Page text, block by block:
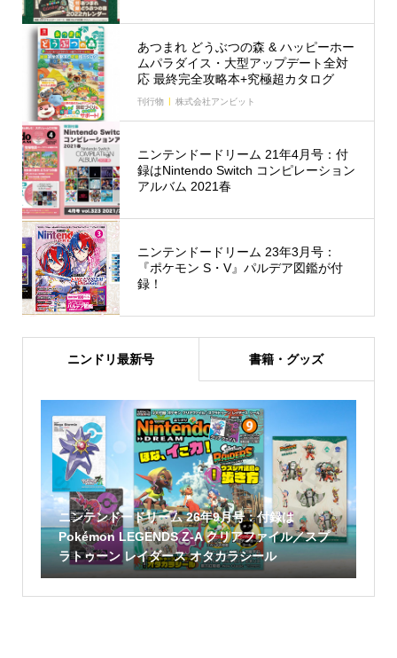
あつまれ どうぶつの森 & ハッピーホー
ムパラダイス・大型アップデート全対
応 最終完全攻略本+究極超カタログ
刊行物 株式会社アンビット
ニンテンドードリーム 21年4月号：付
録はNintendo Switch コンピレーション
アルバム 2021春
ニンテンドードリーム 23年3月号：
『ポケモン S・V』パルデア図鑑が付
録！
ニンドリ最新号 書籍・グッズ
ニンテンドードリーム 26年9月号：付録は
Pokémon LEGENDS Z-A クリアファイル／スプ
ラトゥーン レイダース オタカラシール